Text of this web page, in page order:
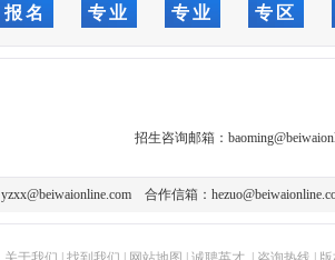
报名
专业
专业
专区
招生咨询邮箱：
yzxx@beiwaionline.com 合作信箱：